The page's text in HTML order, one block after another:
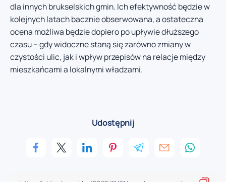
dla innych brukselskich gmin. Ich efektywność będzie w
kolejnych latach bacznie obserwowana, a ostateczna
ocena możliwa będzie dopiero po upływie dłuższego
czasu – gdy widoczne staną się zarówno zmiany w
czystości ulic, jak i wpływ przepisów na relacje między
mieszkańcami a lokalnymi władzami.
Udostępnij